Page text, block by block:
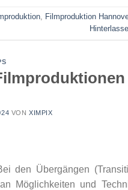
, Filmproduktion
VON XIMPIX
den Übergängen
Möglichkeiten und